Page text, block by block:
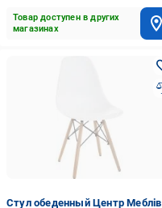
Товар доступен в других
магазинах
Стул обеденный Центр Меблів